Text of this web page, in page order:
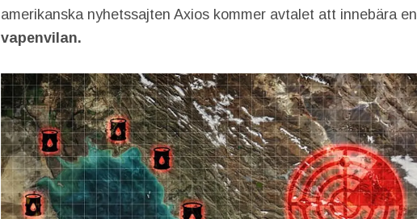
amerikanska nyhetssajten Axios kommer avtalet att innebära en
vapenvilan.